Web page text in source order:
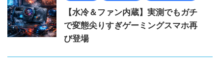
【水冷＆ファン内蔵】実測でもガチ
で変態尖りすぎゲーミングスマホ再
び登場